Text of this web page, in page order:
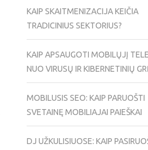
KAIP SKAITMENIZACIJA KEIČIA
TRADICINIUS SEKTORIUS?
KAIP APSAUGOTI MOBILŲJĮ
NUO VIRUSŲ IR KIBERNETINIŲ
MOBILUSIS SEO: KAIP PARUOŠTI
SVETAINĘ MOBILIAJAI PAIEŠKAI
DJ UŽKULISIUOSE: KAIP